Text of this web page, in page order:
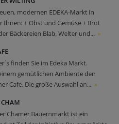
modernen EDEKA-Markt in
Ihnen: + Obst und Gemüse + Brot
Bäckereien Blab, Welter und... »
finden Sie im Edeka Markt.
gemütlichen Ambiente den
Cafe. Die große Auswahl an... »
Chamer Bauernmarkt ist ein